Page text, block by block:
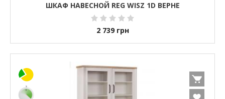
ШКАФ НАВЕСНОЙ REG WISZ 1D ВЕРНЕ
2 739 грн